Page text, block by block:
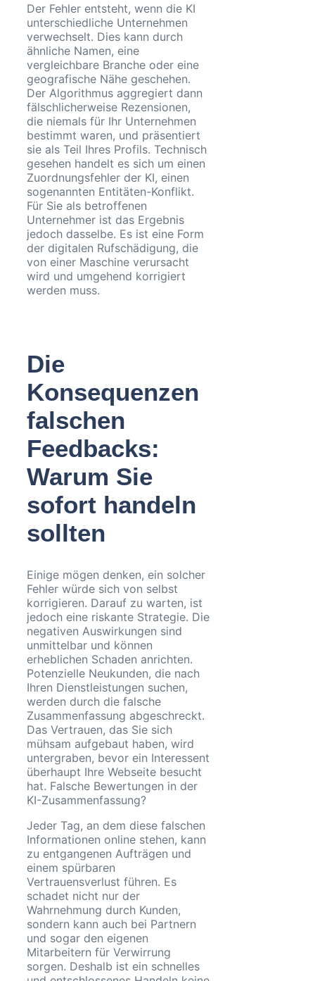
Der Fehler entsteht, wenn die KI
unterschiedliche Unternehmen
verwechselt. Dies kann durch
ähnliche Namen, eine
vergleichbare Branche oder eine
geografische Nähe geschehen.
Der Algorithmus aggregiert dann
fälschlicherweise Rezensionen,
die niemals für Ihr Unternehmen
bestimmt waren, und präsentiert
sie als Teil Ihres Profils. Technisch
gesehen handelt es sich um einen
Zuordnungsfehler der KI, einen
sogenannten Entitäten-Konflikt.
Für Sie als betroffenen
Unternehmer ist das Ergebnis
jedoch dasselbe. Es ist eine Form
der digitalen Rufschädigung, die
von einer Maschine verursacht
wird und umgehend korrigiert
werden muss.
Die
Konsequenzen
falschen
Feedbacks:
Warum Sie
sofort handeln
sollten
Einige mögen denken, ein solcher
Fehler würde sich von selbst
korrigieren. Darauf zu warten, ist
jedoch eine riskante Strategie. Die
negativen Auswirkungen sind
unmittelbar und können
erheblichen Schaden anrichten.
Potenzielle Neukunden, die nach
Ihren Dienstleistungen suchen,
werden durch die falsche
Zusammenfassung abgeschreckt.
Das Vertrauen, das Sie sich
mühsam aufgebaut haben, wird
untergraben, bevor ein Interessent
überhaupt Ihre Webseite besucht
hat. Falsche Bewertungen in der
KI-Zusammenfassung?
Jeder Tag, an dem diese falschen
Informationen online stehen, kann
zu entgangenen Aufträgen und
einem spürbaren
Vertrauensverlust führen. Es
schadet nicht nur der
Wahrnehmung durch Kunden,
sondern kann auch bei Partnern
und sogar den eigenen
Mitarbeitern für Verwirrung
sorgen. Deshalb ist ein schnelles